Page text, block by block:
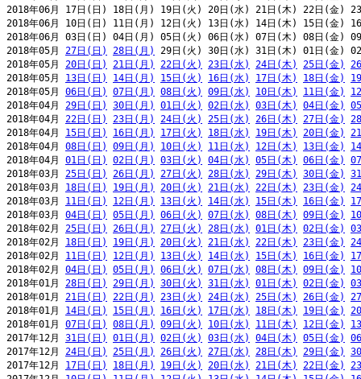
2018年06月 17日(日) 18日(月) 19日(火) 20日(水) 21日(木) 22日(金)
2018年06月 10日(日) 11日(月) 12日(火) 13日(水) 14日(木) 15日(金)
2018年06月 03日(日) 04日(月) 05日(火) 06日(水) 07日(木) 08日(金)
2018年05月 27日(日) 28日(月)
29日(火) 30日(水) 31日(木) 01日(金)
2018年05月 20日(日) 21日(月) 22日(火) 23日(水) 24日(木) 25日(金)
2018年05月 13日(日) 14日(月) 15日(火) 16日(水) 17日(木) 18日(金)
2018年05月 06日(日) 07日(月) 08日(火) 09日(水) 10日(木) 11日(金)
2018年04月 29日(日) 30日(月) 01日(火) 02日(水) 03日(木) 04日(金)
2018年04月 22日(日) 23日(月) 24日(火) 25日(水) 26日(木) 27日(金)
2018年04月 15日(日) 16日(月) 17日(火) 18日(水) 19日(木) 20日(金)
2018年04月 08日(日) 09日(月) 10日(火) 11日(水) 12日(木) 13日(金)
2018年04月 01日(日) 02日(月) 03日(火) 04日(水) 05日(木) 06日(金)
2018年03月 25日(日) 26日(月) 27日(火) 28日(水) 29日(木) 30日(金)
2018年03月 18日(日) 19日(月) 20日(火) 21日(水) 22日(木) 23日(金)
2018年03月 11日(日) 12日(月) 13日(火) 14日(水) 15日(木) 16日(金)
2018年03月 04日(日) 05日(月) 06日(火) 07日(水) 08日(木) 09日(金)
2018年02月 25日(日) 26日(月) 27日(火) 28日(水) 01日(木) 02日(金)
2018年02月 18日(日) 19日(月) 20日(火) 21日(水) 22日(木) 23日(金)
2018年02月 11日(日) 12日(月) 13日(火) 14日(水) 15日(木) 16日(金)
2018年02月 04日(日) 05日(月) 06日(火) 07日(水) 08日(木) 09日(金)
2018年01月 28日(日) 29日(月) 30日(火) 31日(水) 01日(木) 02日(金)
2018年01月 21日(日) 22日(月) 23日(火) 24日(水) 25日(木) 26日(金)
2018年01月 14日(日) 15日(月) 16日(火) 17日(水) 18日(木) 19日(金)
2018年01月 07日(日) 08日(月) 09日(火) 10日(水) 11日(木) 12日(金)
2017年12月 31日(日) 01日(月) 02日(火) 03日(水) 04日(木) 05日(金)
2017年12月 24日(日) 25日(月) 26日(火) 27日(水) 28日(木) 29日(金)
2017年12月 17日(日) 18日(月) 19日(火) 20日(水) 21日(木) 22日(金)